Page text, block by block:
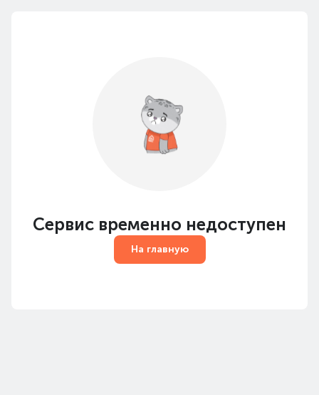
Сервис временно недоступен
На главную